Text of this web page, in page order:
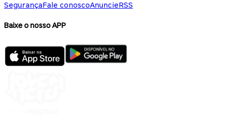
SegurançaFale conoscoAnuncieRSS
Baixe o nosso APP